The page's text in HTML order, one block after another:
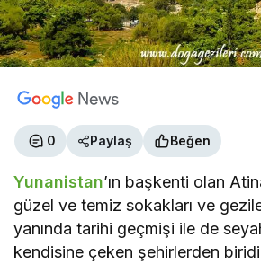
0 Paylaş Beğen
Yunanistan’ın başkenti olan
güzel ve temiz sokakları ve
yanında tarihi geçmişi ile de
kendisine çeken şehirlerden